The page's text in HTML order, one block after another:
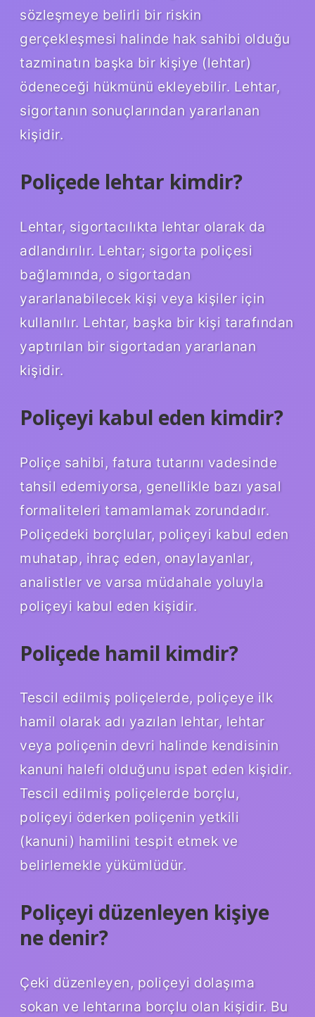
sözleşmeye belirli bir riskin
gerçekleşmesi halinde hak sahibi olduğu
tazminatın başka bir kişiye (lehtar)
ödeneceği hükmünü ekleyebilir. Lehtar,
sigortanın sonuçlarından yararlanan
kişidir.
Poliçede lehtar kimdir?
Lehtar, sigortacılıkta lehtar olarak da
adlandırılır. Lehtar; sigorta poliçesi
bağlamında, o sigortadan
yararlanabilecek kişi veya kişiler için
kullanılır. Lehtar, başka bir kişi tarafından
yaptırılan bir sigortadan yararlanan
kişidir.
Poliçeyi kabul eden kimdir?
Poliçe sahibi, fatura tutarını vadesinde
tahsil edemiyorsa, genellikle bazı yasal
formaliteleri tamamlamak zorundadır.
Poliçedeki borçlular, poliçeyi kabul eden
muhatap, ihraç eden, onaylayanlar,
analistler ve varsa müdahale yoluyla
poliçeyi kabul eden kişidir.
Poliçede hamil kimdir?
Tescil edilmiş poliçelerde, poliçeye ilk
hamil olarak adı yazılan lehtar, lehtar
veya poliçenin devri halinde kendisinin
kanuni halefi olduğunu ispat eden kişidir.
Tescil edilmiş poliçelerde borçlu,
poliçeyi öderken poliçenin yetkili
(kanuni) hamilini tespit etmek ve
belirlemekle yükümlüdür.
Poliçeyi düzenleyen kişiye
ne denir?
Çeki düzenleyen, poliçeyi dolaşıma
sokan ve lehtarına borçlu olan kişidir. Bu